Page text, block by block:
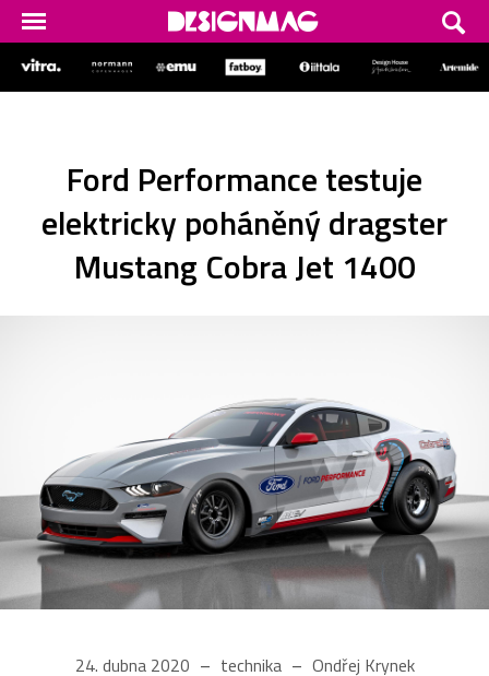
Ford Performance testuje
elektricky poháněný dragster
Mustang Cobra Jet 1400
24. dubna 2020 technika Ondřej Krynek